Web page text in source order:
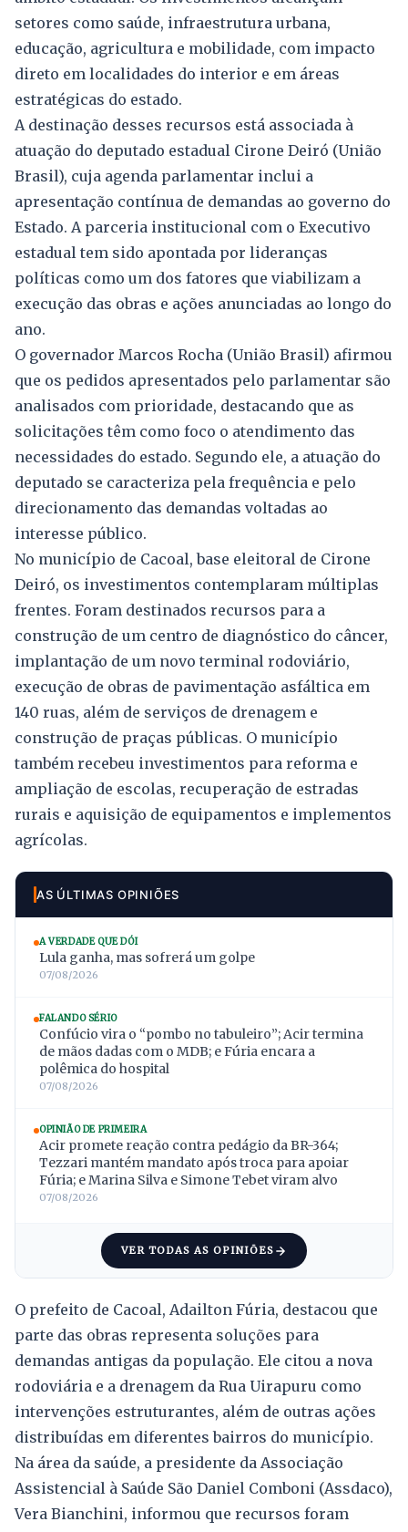
setores como saúde, infraestrutura urbana,
educação, agricultura e mobilidade, com impacto
direto em localidades do interior e em áreas
estratégicas do estado.
A destinação desses recursos está associada à
atuação do deputado estadual Cirone Deiró (União
Brasil), cuja agenda parlamentar inclui a
apresentação contínua de demandas ao governo do
Estado. A parceria institucional com o Executivo
estadual tem sido apontada por lideranças
políticas como um dos fatores que viabilizam a
execução das obras e ações anunciadas ao longo do
ano.
O governador Marcos Rocha (União Brasil) afirmou
que os pedidos apresentados pelo parlamentar são
analisados com prioridade, destacando que as
solicitações têm como foco o atendimento das
necessidades do estado. Segundo ele, a atuação do
deputado se caracteriza pela frequência e pelo
direcionamento das demandas voltadas ao
interesse público.
No município de Cacoal, base eleitoral de Cirone
Deiró, os investimentos contemplaram múltiplas
frentes. Foram destinados recursos para a
construção de um centro de diagnóstico do câncer,
implantação de um novo terminal rodoviário,
execução de obras de pavimentação asfáltica em
140 ruas, além de serviços de drenagem e
construção de praças públicas. O município
também recebeu investimentos para reforma e
ampliação de escolas, recuperação de estradas
rurais e aquisição de equipamentos e implementos
agrícolas.
AS ÚLTIMAS OPINIÕES
A VERDADE QUE DÓI
Lula ganha, mas sofrerá um golpe
07/08/2026
FALANDO SÉRIO
Confúcio vira o “pombo no tabuleiro”; Acir termina
de mãos dadas com o MDB; e Fúria encara a
polêmica do hospital
07/08/2026
OPINIÃO DE PRIMEIRA
Acir promete reação contra pedágio da BR-364;
Tezzari mantém mandato após troca para apoiar
Fúria; e Marina Silva e Simone Tebet viram alvo
07/08/2026
VER TODAS AS OPINIÕES
O prefeito de Cacoal, Adailton Fúria, destacou que
parte das obras representa soluções para
demandas antigas da população. Ele citou a nova
rodoviária e a drenagem da Rua Uirapuru como
intervenções estruturantes, além de outras ações
distribuídas em diferentes bairros do município.
Na área da saúde, a presidente da Associação
Assistencial à Saúde São Daniel Comboni (Assdaco),
Vera Bianchini, informou que recursos foram